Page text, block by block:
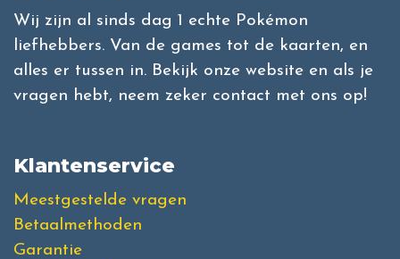
Wij zijn al sinds dag 1 echte Pokémon
liefhebbers. Van de games tot de kaarten, en
alles er tussen in. Bekijk onze website en als je
vragen hebt, neem zeker contact met ons op!
Klantenservice
Meestgestelde vragen
Betaalmethoden
Garantie